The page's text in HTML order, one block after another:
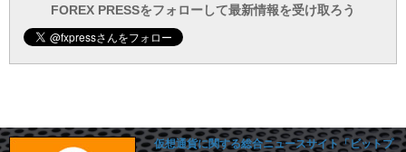
ー
FOREX PRESSをフォローして最新情報を受け取ろう
仮想通貨に関する総合ニュースサイト「ビットプ